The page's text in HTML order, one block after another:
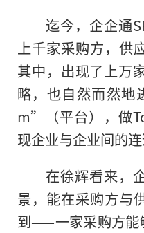
迄今，企企通
上千家采购方，供
其中，出现了上
略，也自然而然
m”（平台），做
现企业与企业间的连
在徐辉看来，
景，能在采购方与
到——一家采购方能